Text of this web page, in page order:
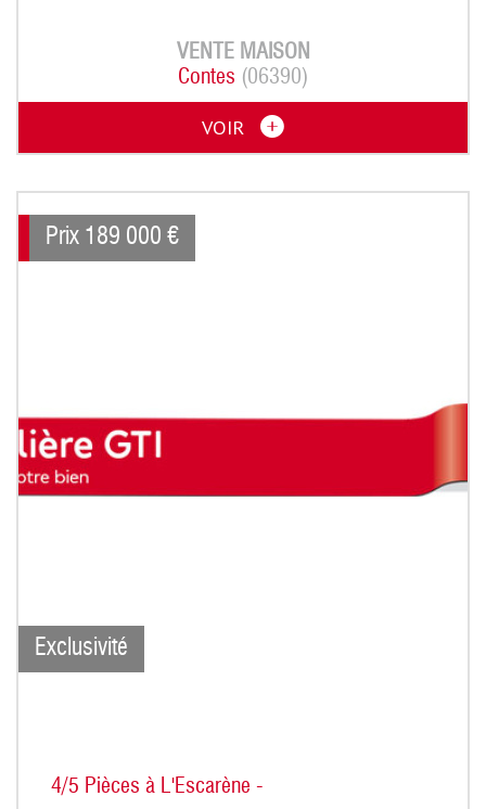
VENTE MAISON
Contes (06390)
VOIR
Exclusivité
Prix 189 000 €
4/5 Pièces à L'Escarène -